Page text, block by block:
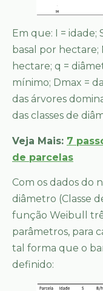
Em que: I = idade;
basal por hectare;
hectare; q =
mínimo; Dmax =
das árvores
das classes de
Veja Mais: 7
de parcelas
Com os dados do
diâmetro (Classe
função Weibull
parâmetros, para
tal forma que o
definido: